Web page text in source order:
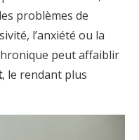
problèmes de
l’anxiété ou la
peut affaiblir
, le rendant plus